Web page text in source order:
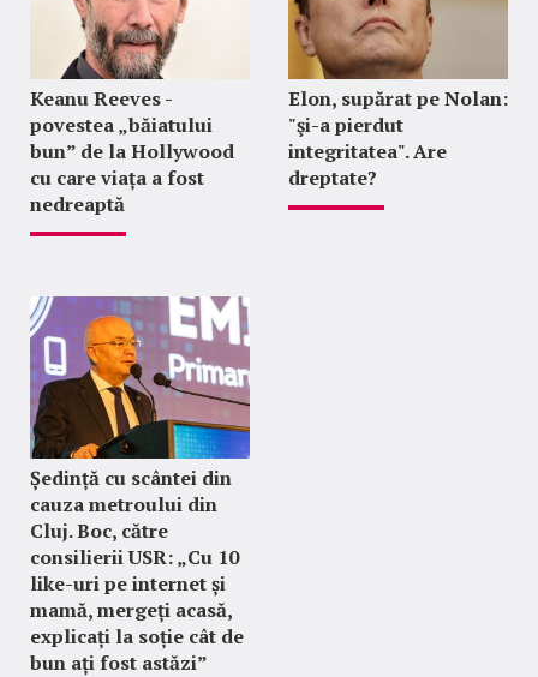
Keanu Reeves -
povestea „băiatului
bun” de la Hollywood
cu care viața a fost
nedreaptă
Elon, supărat pe Nolan:
"şi-a pierdut
integritatea". Are
dreptate?
Ședință cu scântei din
cauza metroului din
Cluj. Boc, către
consilierii USR: „Cu 10
like-uri pe internet și
mamă, mergeți acasă,
explicați la soție cât de
bun ați fost astăzi”